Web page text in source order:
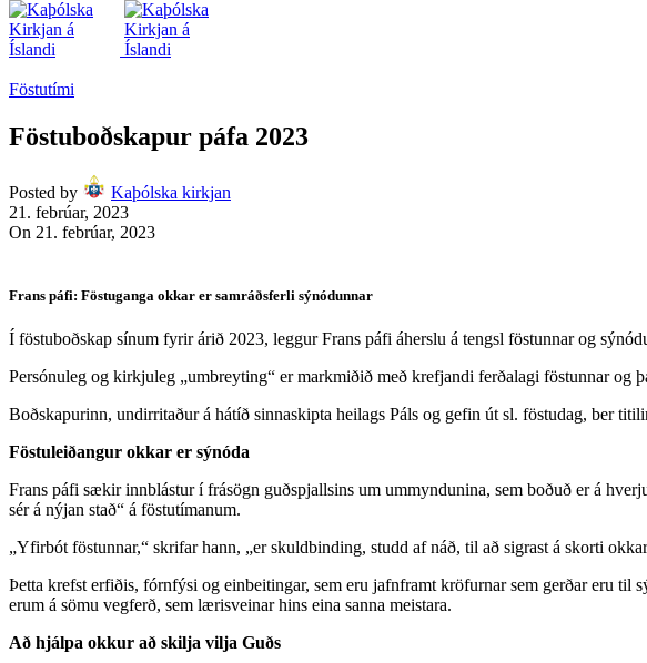
Föstutími
Föstuboðskapur páfa 2023
Posted by
Kaþólska kirkjan
21. febrúar, 2023
On 21. febrúar, 2023
Frans páfi: Föstuganga okkar er samráðsferli sýnódunnar
Í föstuboðskap sínum fyrir árið 2023, leggur Frans páfi áherslu á tengsl föstunnar og
Persónuleg og kirkjuleg „umbreyting“ er markmiðið með krefjandi ferðalagi föstunnar
Boðskapurinn, undirritaður á hátíð sinnaskipta heilags Páls og gefin út sl. föstudag, ber
Föstuleiðangur okkar er sýnóda
Frans páfi sækir innblástur í frásögn guðspjallsins um ummyndunina, sem boðuð er á
sér á nýjan stað“ á föstutímanum.
„Yfirbót föstunnar,“ skrifar hann, „er skuldbinding, studd af náð, til að sigrast á skorti
Þetta krefst erfiðis, fórnfýsi og einbeitingar, sem eru jafnframt kröfurnar sem gerðar eru til
erum á sömu vegferð, sem lærisveinar hins eina sanna meistara.
Að hjálpa okkur að skilja vilja Guðs